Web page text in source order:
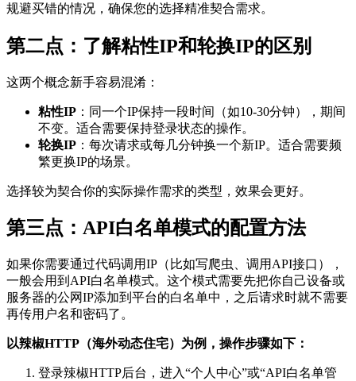
规避买错的情况，确保您的选择精准契合需求。
第二点：了解粘性IP和轮换IP的区别
这两个概念新手容易混淆：
粘性IP ：同一个IP保持一段时间（如10-30分钟），期间
不变。适合需要保持登录状态的操作。
轮换IP ：每次请求或每几分钟换一个新IP。适合需要频
繁更换IP的场景。
选择较为契合你的实际操作需求的类型，效果会更好。
第三点：API白名单模式的配置方法
如果你需要通过代码调用IP（比如写爬虫、调用API接口），
一般会用到API白名单模式。这个模式需要先把你自己设备或
服务器的公网IP添加到平台的白名单中，之后请求时就不需要
再传用户名和密码了。
以辣椒HTTP（海外动态住宅）为例，操作步骤如下：
登录辣椒HTTP后台，进入“个人中心”或“API白名单管